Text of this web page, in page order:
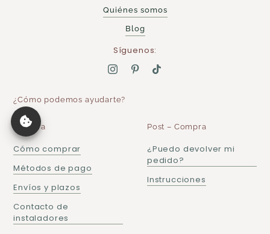
Quiénes somos
Blog
Síguenos:
¿Cómo podemos ayudarte?
Compra
Cómo comprar
Métodos de pago
Envíos y plazos
Contacto de
instaladores
Post – Compra
¿Puedo devolver mi
pedido?
Instrucciones